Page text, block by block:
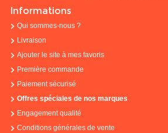
Informations
Qui sommes-nous ?
Livraison
Ajouter le site à mes favoris
Première commande
Paiement sécurisé
Offres spéciales de nos marques
Engagement qualité
Conditions générales de vente